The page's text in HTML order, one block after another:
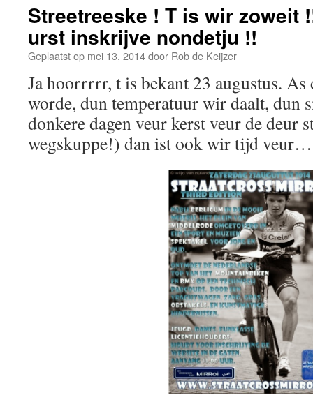
Streetreeske ! T is wir zoweit
urst inskrijve nondetju !!
Geplaatst op mei 13, 2014door Rob de Keijzer
Ja hoorrrrr, t is bekant 23 augustus. As
worde, dun temperatuur wir daalt, dun
donkere dagen veur kerst veur de deur
wegskuppe!) dan ist ook wir tijd